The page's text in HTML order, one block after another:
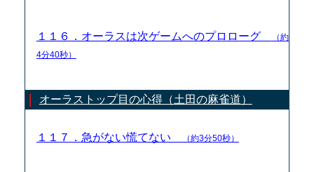
１１６．オーラスは次ゲームへのプロローグ
（約
4分40秒）
オーラストップ目の心得（土田の麻雀道）
１１７．急がない慌てない （約3分50秒）